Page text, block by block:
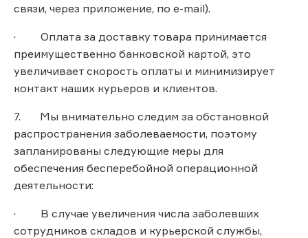
связи, через приложение, по e-mail).
· Оплата за доставку товара принимается
преимущественно банковской картой, это
увеличивает скорость оплаты и минимизирует
контакт наших курьеров и клиентов.
7. Мы внимательно следим за обстановкой
распространения заболеваемости, поэтому
запланированы следующие меры для
обеспечения бесперебойной операционной
деятельности:
· В случае увеличения числа заболевших
сотрудников складов и курьерской службы,